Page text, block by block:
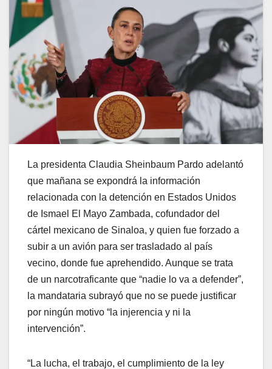
La presidenta Claudia Sheinbaum Pardo adelantó
que mañana se expondrá la información
relacionada con la detención en Estados Unidos
de Ismael El Mayo Zambada, cofundador del
cártel mexicano de Sinaloa, y quien fue forzado a
subir a un avión para ser trasladado al país
vecino, donde fue aprehendido. Aunque se trata
de un narcotraficante que “nadie lo va a defender”,
la mandataria subrayó que no se puede justificar
por ningún motivo “la injerencia y ni la
intervención”.
“La lucha, el trabajo, el cumplimiento de la ley